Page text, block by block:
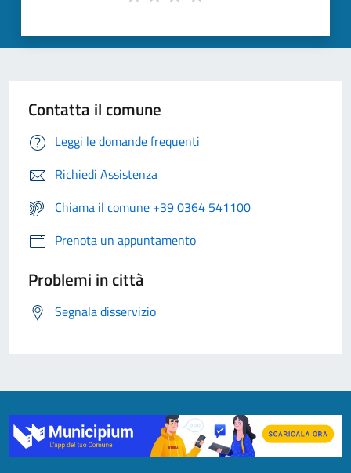
Contatta il comune
Leggi le domande frequenti
Richiedi Assistenza
Chiama il comune +39 0364 541100
Prenota un appuntamento
Problemi in città
Segnala disservizio